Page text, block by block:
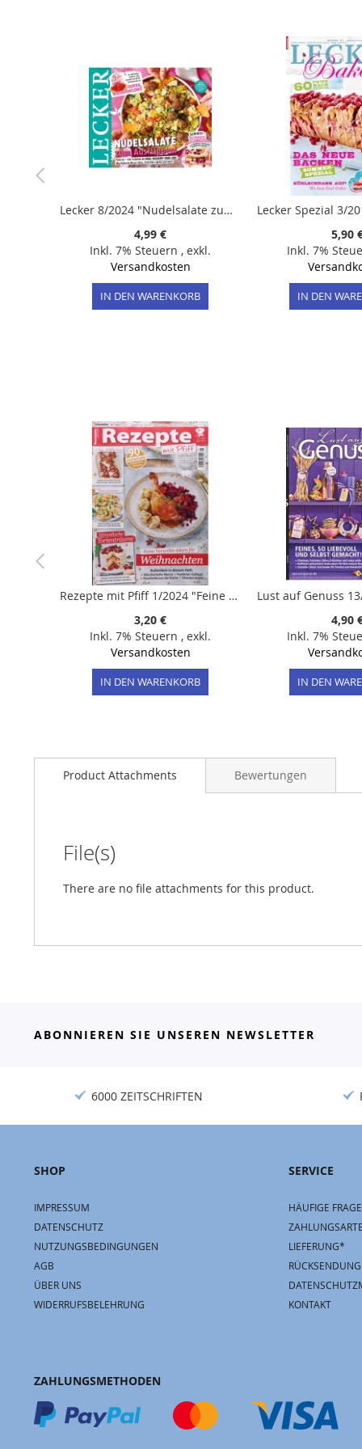
Lecker 8/2024 "Nudelsalate zum Ausflippen"
4,99 €
Inkl. 7% Steuern , exkl.
Versandkosten
IN DEN WARENKORB
5,90
Inkl. 7%
IN DEN
Rezepte mit Pfiff 1/2024 "Feine Verwöhn-Ideen für Weihnachten"
3,20 €
Inkl. 7% Steuern , exkl.
Versandkosten
IN DEN WARENKORB
4,90
Inkl. 7%
IN DEN
Product Attachments
File(s)
There are no file attachments for this product.
Bewertungen
ABONNIEREN SIE UNSEREN NEWSLETTER
6000 ZEITSCHRIFTEN
SHOP
IMPRESSUM
DATENSCHUTZ
NUTZUNGSBEDINGUNGEN
AGB
ÜBER UNS
WIDERRUFSBELEHRUNG
SERVICE
HÄUFIGE
LIEFERUNG*
KONTAKT
ZAHLUNGSMETHODEN